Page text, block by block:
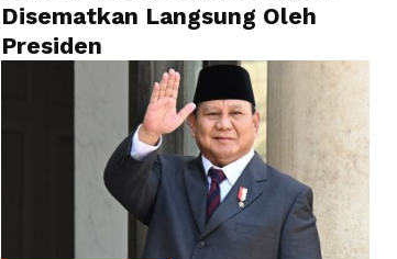
Disematkan Langsung Oleh
Presiden